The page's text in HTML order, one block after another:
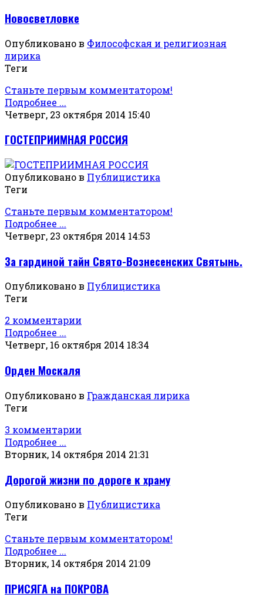
Новосветловке
Опубликовано в Философская и религиозная
лирика
Теги
Станьте первым комментатором!
Подробнее ...
Четверг, 23 октября 2014 15:40
ГОСТЕПРИИМНАЯ РОССИЯ
Опубликовано в Публицистика
Теги
Станьте первым комментатором!
Подробнее ...
Четверг, 23 октября 2014 14:53
За гардиной тайн Свято-Вознесенских Святынь.
Опубликовано в Публицистика
Теги
2 комментарии
Подробнее ...
Четверг, 16 октября 2014 18:34
Орден Москаля
Опубликовано в Гражданская лирика
Теги
3 комментарии
Подробнее ...
Вторник, 14 октября 2014 21:31
Дорогой жизни по дороге к храму
Опубликовано в Публицистика
Теги
Станьте первым комментатором!
Подробнее ...
Вторник, 14 октября 2014 21:09
ПРИСЯГА на ПОКРОВА